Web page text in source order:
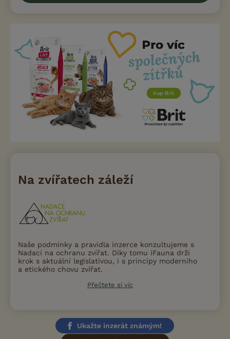
Na zvířatech záleží
Naše podmínky a pravidla inzerce konzultujeme s
Nadací na ochranu zvířat. Díky tomu iFauna drží
krok s aktuální legislativou, i s principy moderního
a etického chovu zvířat.
Přečtete si víc
Ukažte inzerát známým!